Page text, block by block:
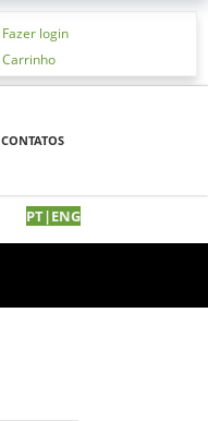
CONTATOS
PT|ENG
Fazer login
Carrinho